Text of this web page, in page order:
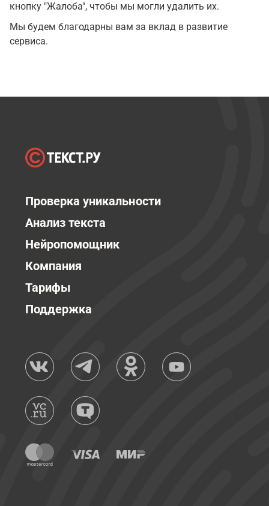
кнопку "Жалоба", чтобы мы могли удалить их.
Мы будем благодарны вам за вклад в развитие
сервиса.
Проверка уникальности
Анализ текста
Нейропомощник
Компания
Тарифы
Поддержка